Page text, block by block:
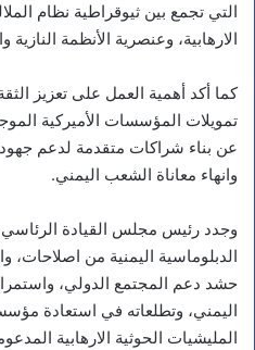
التي تجمع بين ثيوقراطية نظام
الارهابية، وعنصرية الأنظمة النازية
كما أكد أهمية العمل على تعزيز
تمويلات المؤسسات الأميركية
عن بناء شراكات متقدمة لدعم
وانهاء معاناة الشعب اليمني.
وجدد رئيس مجلس القيادة
الدبلوماسية اليمنية من
حشد دعم المجتمع الدولي،
اليمني، وتطلعاته في استعادة
المليشيات الحوثية الارهابية